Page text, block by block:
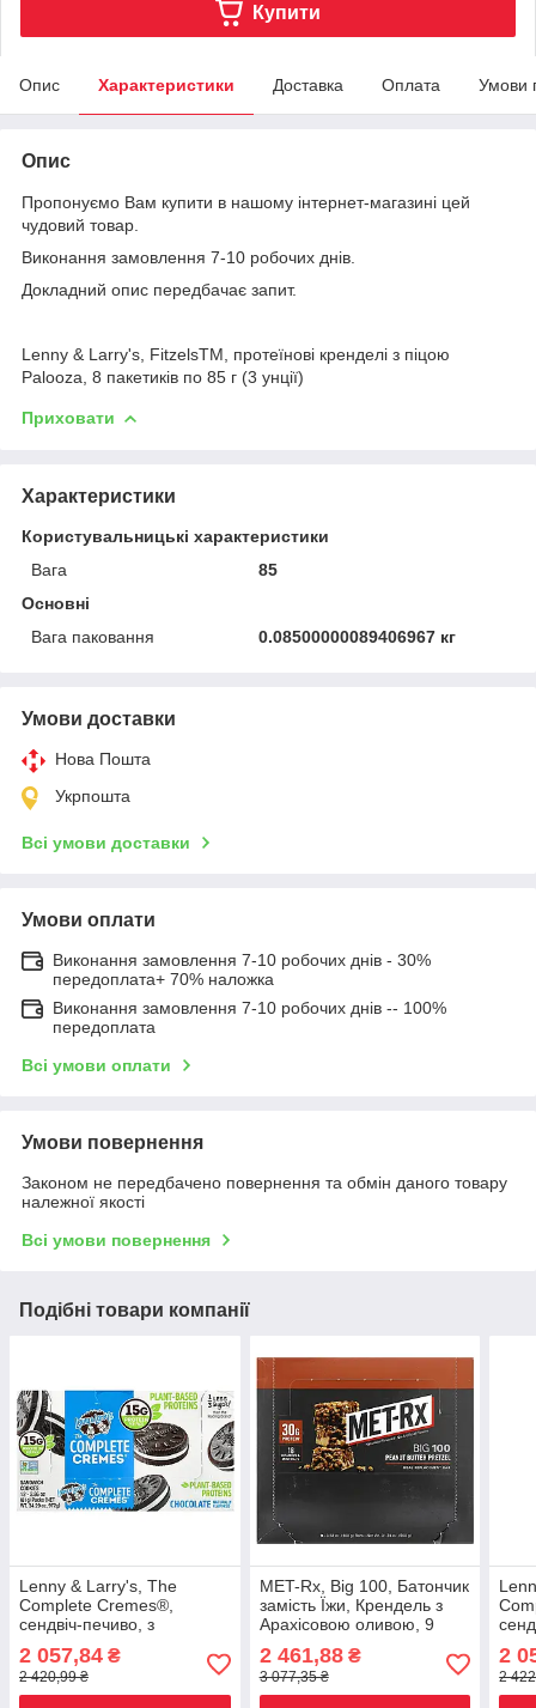
Купити
Опис Характеристики Доставка Оплата Умови
Опис
Пропонуємо Вам купити в нашому інтернет-магазині цей
чудовий товар.
Виконання замовлення 7-10 робочих днів.
Докладний опис передбачає запит.
Lenny & Larry's, FitzelsTM, протеїнові кренделі з піцою
Palooza, 8 пакетиків по 85 г (3 унції)
Приховати
Характеристики
Користувальницькі характеристики
Вага
85
Основні
Вага паковання
0.08500000089406967 кг
Умови доставки
Нова Пошта
Укрпошта
Всі умови доставки
Умови оплати
Виконання замовлення 7-10 робочих днів - 30%
передоплата+ 70% наложка
Виконання замовлення 7-10 робочих днів -- 100%
передоплата
Всі умови оплати
Умови повернення
Законом не передбачено повернення та обмін даного товару
належної якості
Всі умови повернення
Подібні товари компанії
Lenny & Larry's, The
Complete Cremes®,
сендвіч-печиво, з
шоколадом, 12 пакетиків
по 81 г (2,86 унції), Київ
2 057,84 ₴
2 420,99 ₴
MET-Rx, Big 100, Батончик
замість Їжи, Крендель з
Арахісовою оливою, 9
батончиків, по 3,52 унції
(100 г), Київ
2 461,88₴
3 077,35 ₴
2
2